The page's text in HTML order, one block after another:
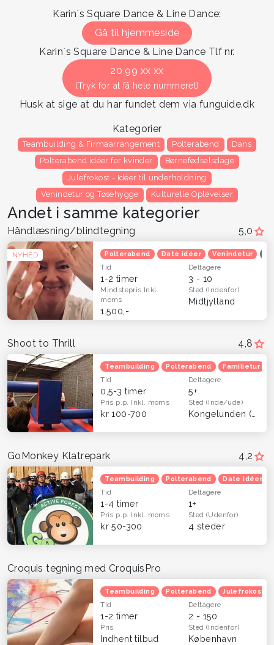
Karin`s Square Dance & Line Dance:
Gå til hjemmeside
Karin`s Square Dance & Line Dance Tlf nr.
20 99 xx xx
(Tryk for at få hele nummeret)
Husk at sige at du har fundet dem via funguide.dk
Kategorier
Teambuilding & Firmaarrangement Polterabend
Dans
Polterabend idéer for kvinder
Børnefødselsdage
Julefrokost - Idéer til underholdning
Venindetur og Tøsehygge
Kulturelle Oplevelser
Andet i samme kategorier
5,0
NYHED
Håndlæsning/blindtegning
Polterabend Date idéer Venindetur
Tid
1-2 timer
Deltagere
3 - 10
Mindstepris Inkl.
moms
1.500,-
Sted(Indenfor)
Midtjylland
4,8
Shoot to Thrill
Teambuilding Polterabend Familietur
Tid
0,5-3 timer
Deltagere
5+
Pris p.p. Inkl. moms
kr 100-700
Sted(Inde/ude)
4,2
GoMonkey Klatrepark
Teambuilding Polterabend Date idéer
Tid
1-4 timer
Deltagere
1+
Pris p.p. Inkl. moms
kr 50-300
Sted(Udenfor)
4 steder
Croquis tegning med CroquisPro
Teambuilding Polterabend Julefrokost
Tid
1-2 timer
Deltagere
2 - 150
Pris
Indhent tilbud
Sted(Indenfor)
København